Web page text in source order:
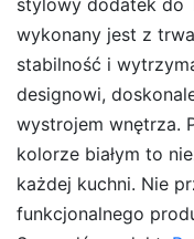
stylowy dodatek do
wykonany jest z
stabilność i
designowi,
wystrojem wnętrza.
kolorze białym to
każdej kuchni. Nie
funkcjonalnego